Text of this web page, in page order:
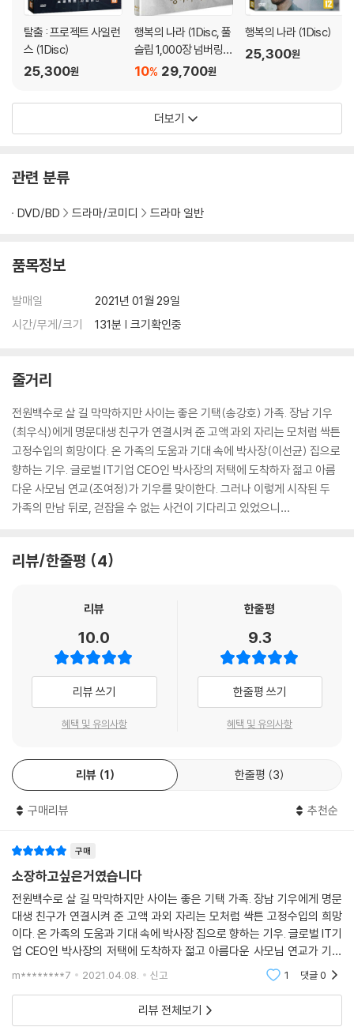
탈출 : 프로젝트 사일런
스 (1Disc)
25,300원
행복의 나라 (1Disc, 풀
슬립 1,000장 넘버링
한정판) : 블루레이
29,700원
10%
행복의 나라 (1Disc)
25,300원
더보기
관련 분류
DVD/BD 드라마/코미디 드라마 일반
품목정보
발매일
2021년 01월 29일
시간/무게/크기
131분 | 크기확인중
줄거리
전원백수로 살 길 막막하지만 사이는 좋은 기택(송강호) 가족. 장남 기우
(최우식)에게 명문대생 친구가 연결시켜 준 고액 과외 자리는 모처럼 싹튼
고정수입의 희망이다. 온 가족의 도움과 기대 속에 박사장(이선균) 집으로
향하는 기우. 글로벌 IT기업 CEO인 박사장의 저택에 도착하자 젊고 아름
다운 사모님 연교(조여정)가 기우를 맞이한다. 그러나 이렇게 시작된 두
가족의 만남 뒤로, 걷잡을 수 없는 사건이 기다리고 있었으니…
리뷰/한줄평 4
리뷰
10.0
리뷰 쓰기
혜택 및 유의사항
한줄평
9.3
한줄평 쓰기
혜택 및 유의사항
리뷰 1 한줄평 3
구매리뷰 추천순
구매
소장하고싶은거였습니다
전원백수로 살 길 막막하지만 사이는 좋은 기택 가족. 장남 기우에게 명문
대생 친구가 연결시켜 준 고액 과외 자리는 모처럼 싹튼 고정수입의 희망
이다. 온 가족의 도움과 기대 속에 박사장 집으로 향하는 기우. 글로벌 IT기
업 CEO인 박사장의 저택에 도착하자 젊고 아름다운 사모님 연교가 기우
를 맞이한다. 그러나 이렇게 시작된 두 가족의 만남 뒤로, 걷잡을 수 없는
m********7 2021.04.08. 신고 1 댓글0
리뷰 전체보기